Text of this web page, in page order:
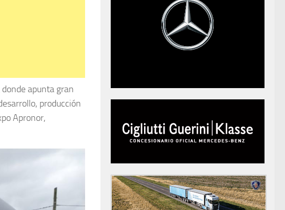
apunta gran
producción
Apronor,